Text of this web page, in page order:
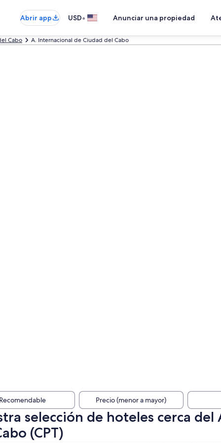
Abrir app USD• Anunciar una propiedad
Cabo A. Internacional de Ciudad del Cabo
Recomendable Precio (menor a mayor)
selección de hoteles cerca
(CPT)